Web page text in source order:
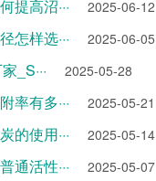
提高沼··· 2025-06-12
怎样选··· 2025-06-05
_S··· 2025-05-28
率有多··· 2025-05-21
的使用··· 2025-05-14
通活性··· 2025-05-07